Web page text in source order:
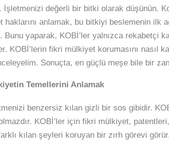
değerli bir bitki olarak düşünün.
anlamak, bu bitkiyi beslemenin ilk
Bunu yaparak, KOBİ’ler yalnızca rekabetçi
KOBİ’lerin fikri mülkiyet korumasını nasıl
Sonuçta, en güçlü meşe bile bir
Temellerini Anlamak
benzersiz kılan gizli bir sos gibidir.
KOBİ’ler için fikri mülkiyet,
kılan şeyleri koruyan bir zırh görevi